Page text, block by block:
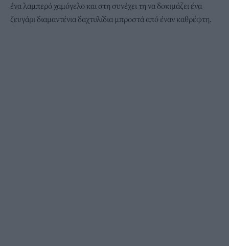
ένα λαμπερό χαμόγελο και στη συνέχει τη να δοκιμάζει ένα
ζευγάρι διαμαντένια δαχτυλίδια μπροστά από έναν καθρέφτη.